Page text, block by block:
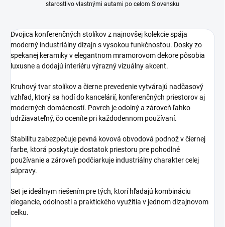
starostlivo vlastnými autami po celom Slovensku
Dvojica konferenčných stolíkov z najnovšej kolekcie spája
moderný industriálny dizajn s vysokou funkčnosťou. Dosky zo
spekanej keramiky v elegantnom mramorovom dekore pôsobia
luxusne a dodajú interiéru výrazný vizuálny akcent.
Kruhový tvar stolíkov a čierne prevedenie vytvárajú nadčasový
vzhľad, ktorý sa hodí do kancelárií, konferenčných priestorov aj
moderných domácností. Povrch je odolný a zároveň ľahko
udržiavateľný, čo oceníte pri každodennom používaní.
Stabilitu zabezpečuje pevná kovová obvodová podnož v čiernej
farbe, ktorá poskytuje dostatok priestoru pre pohodlné
používanie a zároveň podčiarkuje industriálny charakter celej
súpravy.
Set je ideálnym riešením pre tých, ktorí hľadajú kombináciu
elegancie, odolnosti a praktického využitia v jednom dizajnovom
celku.